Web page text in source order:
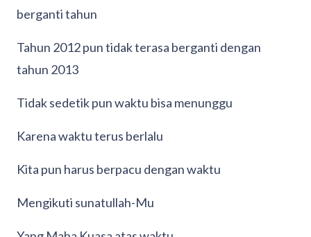
berganti tahun
Tahun 2012 pun tidak terasa berganti dengan
tahun 2013
Tidak sedetik pun waktu bisa menunggu
Karena waktu terus berlalu
Kita pun harus berpacu dengan waktu
Mengikuti sunatullah-Mu